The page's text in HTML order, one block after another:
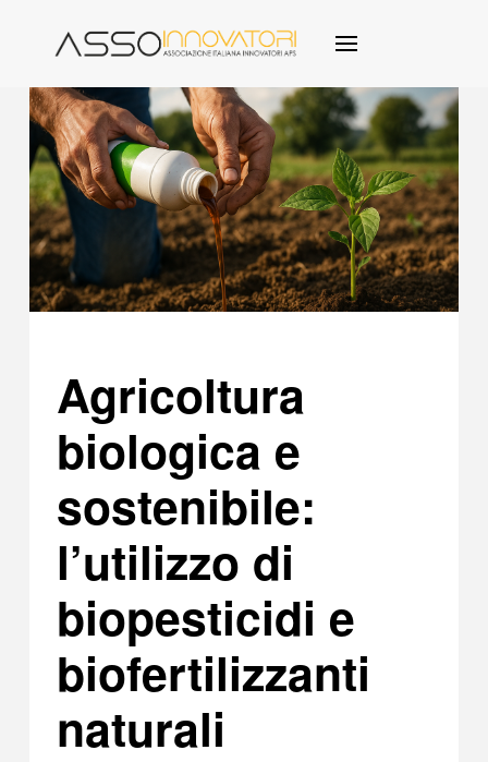
Agricoltura
biologica e
sostenibile:
l’utilizzo di
biopesticidi e
biofertilizzanti
naturali